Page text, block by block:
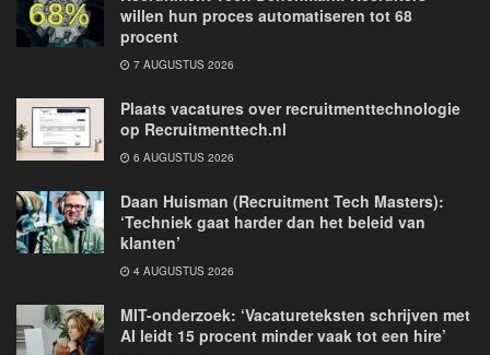
willen hun proces automatiseren tot 68
procent
7 AUGUSTUS 2026
Plaats vacatures over recruitmenttechnologie
op Recruitmenttech.nl
6 AUGUSTUS 2026
Daan Huisman (Recruitment Tech Masters):
‘Techniek gaat harder dan het beleid van
klanten’
4 AUGUSTUS 2026
MIT-onderzoek: ‘Vacatureteksten schrijven met
AI leidt 15 procent minder vaak tot een hire’